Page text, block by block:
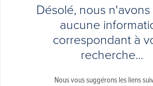
Désolé, nous
aucune
correspondant à
recherche...
Nous vous suggérons les liens